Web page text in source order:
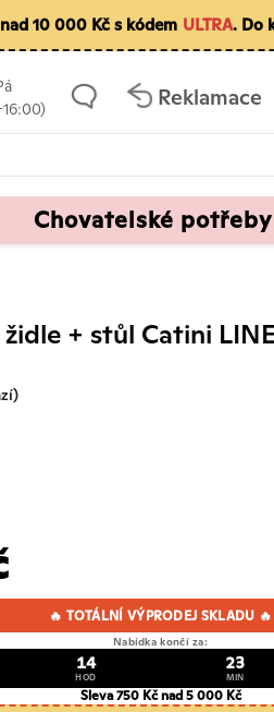
10 000 Kč s kódem ULTRA. Do
Reklamace
Chovatelské potřeby
+ stůl Catini
🔥 TOTÁLNÍ VÝPRODEJ SKLADU 🔥
Nabídka končí za:
14
HOD
23
MIN
Sleva 750 Kč nad 5 000 Kč